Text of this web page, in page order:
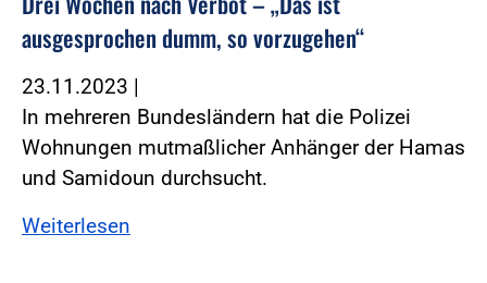
ausgesprochen dumm, so vorzugehen“
23.11.2023 |
In mehreren Bundesländern hat die Polizei
Wohnungen mutmaßlicher Anhänger der Hamas
und Samidoun durchsucht.
Weiterlesen